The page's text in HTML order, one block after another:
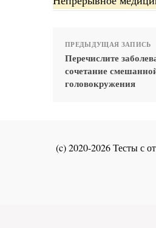
ПРЕДЫДУЩАЯ ЗАПИСЬ
Перечислите
сочетание
головокружения
(c) 2020-2026 Тесты с